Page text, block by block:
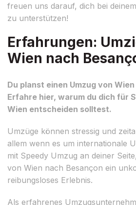
freuen uns darauf, dich bei
zu unterstützen!
Erfahrungen:
Wien nach
Du planst einen Umzug von
Erfahre hier, warum du dich für
Wien entscheiden solltest.
Umzüge können stressig und
allem wenn es um internationale
mit Speedy Umzug an deiner
von Wien nach Besançon ein
reibungsloses Erlebnis.
Als erfahrenes